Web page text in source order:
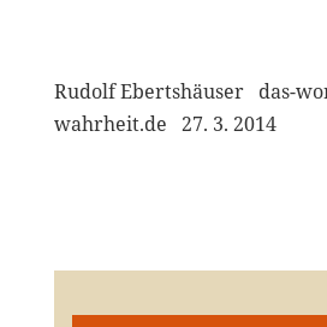
Rudolf Ebertshäuser das-
wahrheit.de 27. 3. 2014